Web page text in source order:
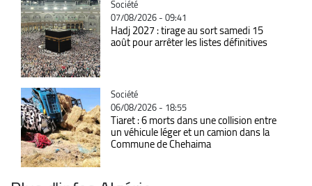
Catégorie
Société
07/08/2026 - 09:41
Hadj 2027 : tirage au sort samedi 15
août pour arrêter les listes définitives
Catégorie
Société
06/08/2026 - 18:55
Tiaret : 6 morts dans une collision entre
un véhicule léger et un camion dans la
Commune de Chehaima